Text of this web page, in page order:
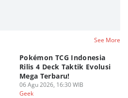
See More
Pokémon TCG Indonesia
Rilis 4 Deck Taktik Evolusi
Mega Terbaru!
06 Agu 2026, 16:30 WIB
Geek